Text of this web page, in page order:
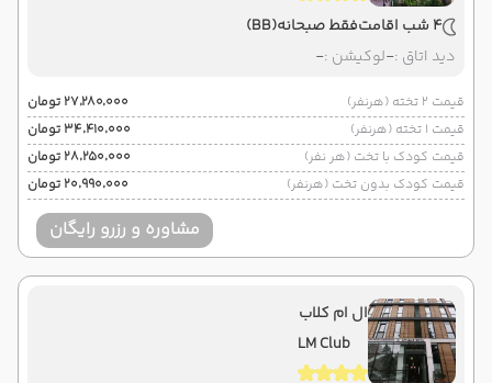
4 شب اقامت فقط صبحانه(BB)
دید اتاق :-لوکیشن :-
قیمت 2 تخته (هرنفر)
۲۷٬۲۸۰٬۰۰۰ تومان
قیمت 1 تخته (هرنفر)
۳۴٬۴۱۰٬۰۰۰ تومان
قیمت کودک با تخت (هر نفر)
۲۸٬۲۵۰٬۰۰۰ تومان
قیمت کودک بدون تخت (هرنفر)
۲۰٬۹۹۰٬۰۰۰ تومان
مشاوره و رزرو رایگان
ال ام کلاب
LM Club